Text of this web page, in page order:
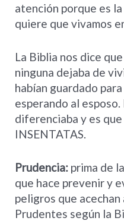
atención porque es
quiere que vivamos
La Biblia nos dice
ninguna dejaba de
habían guardado
esperando al
diferenciaba y es
INSENTATAS.
Prudencia: prima de
que hace prevenir y
peligros que acechan
Prudentes según la